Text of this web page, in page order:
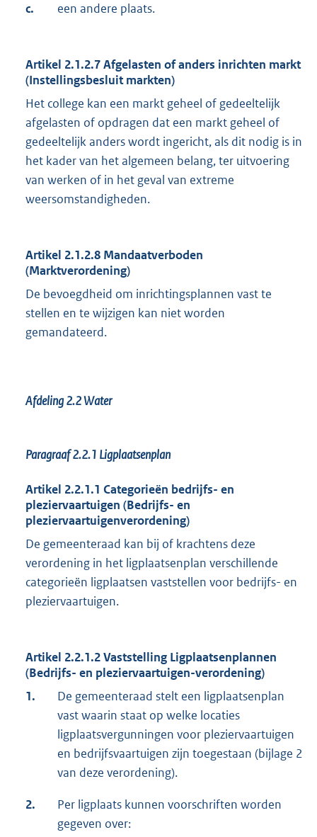
c. een andere plaats.
Artikel 2.1.2.7 Afgelasten of anders inrichten markt
(Instellingsbesluit markten)
Het college kan een markt geheel of gedeeltelijk
afgelasten of opdragen dat een markt geheel of
gedeeltelijk anders wordt ingericht, als dit nodig is in
het kader van het algemeen belang, ter uitvoering
van werken of in het geval van extreme
weersomstandigheden.
Artikel 2.1.2.8 Mandaatverboden
(Marktverordening)
De bevoegdheid om inrichtingsplannen vast te
stellen en te wijzigen kan niet worden
gemandateerd.
Afdeling 2.2 Water
Paragraaf 2.2.1 Ligplaatsenplan
Artikel 2.2.1.1 Categorieën bedrijfs- en
pleziervaartuigen (Bedrijfs- en
pleziervaartuigenverordening)
De gemeenteraad kan bij of krachtens deze
verordening in het ligplaatsenplan verschillende
categorieën ligplaatsen vaststellen voor bedrijfs- en
pleziervaartuigen.
Artikel 2.2.1.2 Vaststelling Ligplaatsenplannen
(Bedrijfs- en pleziervaartuigen-verordening)
1.
De gemeenteraad stelt een ligplaatsenplan
vast waarin staat op welke locaties
ligplaatsvergunningen voor pleziervaartuigen
en bedrijfsvaartuigen zijn toegestaan (bijlage 2
van deze verordening).
2.
Per ligplaats kunnen voorschriften worden
gegeven over: